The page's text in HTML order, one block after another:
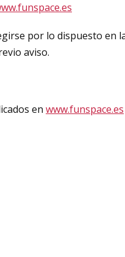
por lo dispuesto en
aviso.
en www.funspace.es